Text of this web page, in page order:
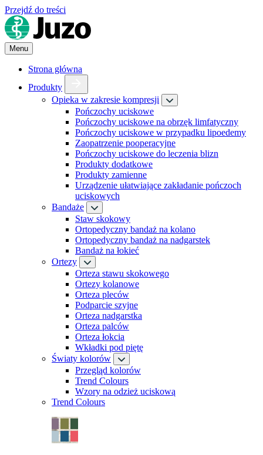
Przejdź do treści
Menu
Strona główna
Produkty
Opieka w zakresie kompresji
Pończochy uciskowe
Pończochy uciskowe na obrzęk limfatyczny
Pończochy uciskowe w przypadku lipoedemy
Zaopatrzenie pooperacyjne
Pończochy uciskowe do leczenia blizn
Produkty dodatkowe
Produkty zamienne
Urządzenie ułatwiające zakładanie pończoch
uciskowych
Bandaże
Staw skokowy
Ortopedyczny bandaż na kolano
Ortopedyczny bandaż na nadgarstek
Bandaż na łokieć
Ortezy
Orteza stawu skokowego
Ortezy kolanowe
Orteza pleców
Podparcie szyjne
Orteza nadgarstka
Orteza palców
Orteza łokcia
Wkładki pod piętę
Światy kolorów
Przegląd kolorów
Trend Colours
Wzory na odzież uciskową
Trend Colours